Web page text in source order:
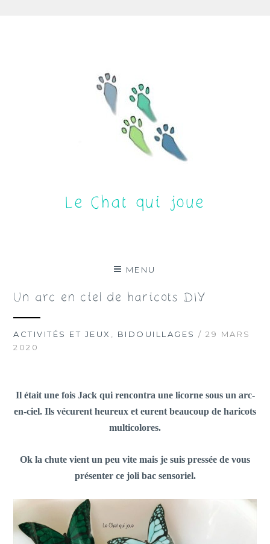
Le Chat qui joue
MENU
Un arc en ciel de haricots DIY
ACTIVITÉS ET JEUX BIDOUILLAGES / 29 MARS
2020
Il était une fois Jack qui rencontra une licorne sous un arc-
en-ciel. Ils vécurent heureux et eurent beaucoup de haricots
multicolores.
Ok la chute vient un peu vite mais je suis pressée de vous
présenter ce joli bac sensoriel.